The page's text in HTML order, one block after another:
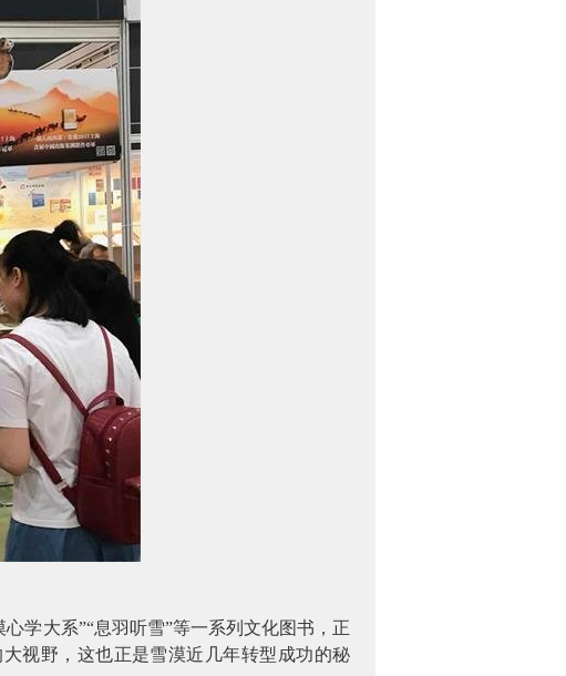
学大系”“息羽听雪”等一系列文化图书，正
视野，这也正是雪漠近几年转型成功的秘